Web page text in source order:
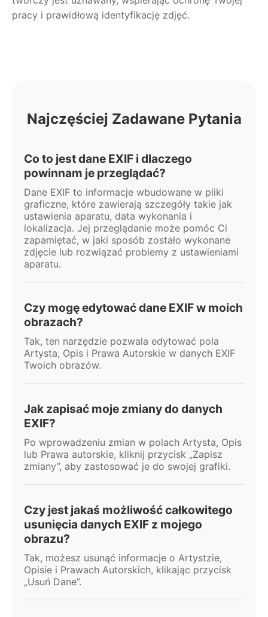
pracy i prawidłową identyfikację zdjęć.
Najczęściej Zadawane Pytania
Co to jest dane EXIF i dlaczego
powinnam je przeglądać?
Dane EXIF to informacje wbudowane w pliki
graficzne, które zawierają szczegóły takie jak
ustawienia aparatu, data wykonania i
lokalizacja. Jej przeglądanie może pomóc Ci
zapamiętać, w jaki sposób zostało wykonane
zdjęcie lub rozwiązać problemy z ustawieniami
aparatu.
Czy mogę edytować dane EXIF w moich
obrazach?
Tak, ten narzędzie pozwala edytować pola
Artysta, Opis i Prawa Autorskie w danych EXIF
Twoich obrazów.
Jak zapisać moje zmiany do danych
EXIF?
Po wprowadzeniu zmian w polach Artysta, Opis
lub Prawa autorskie, kliknij przycisk „Zapisz
zmiany”, aby zastosować je do swojej grafiki.
Czy jest jakaś możliwość całkowitego
usunięcia danych EXIF z mojego
obrazu?
Tak, możesz usunąć informacje o Artystzie,
Opisie i Prawach Autorskich, klikając przycisk
„Usuń Dane”.